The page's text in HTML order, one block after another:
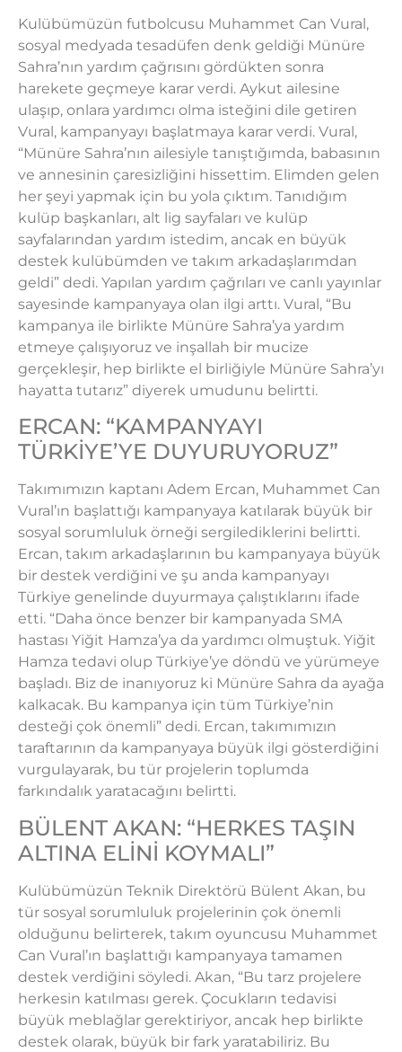
Kulübümüzün futbolcusu Muhammet Can Vural,
sosyal medyada tesadüfen denk geldiği Münüre
Sahra’nın yardım çağrısını gördükten sonra
harekete geçmeye karar verdi. Aykut ailesine
ulaşıp, onlara yardımcı olma isteğini dile getiren
Vural, kampanyayı başlatmaya karar verdi. Vural,
“Münüre Sahra’nın ailesiyle tanıştığımda, babasının
ve annesinin çaresizliğini hissettim. Elimden gelen
her şeyi yapmak için bu yola çıktım. Tanıdığım
kulüp başkanları, alt lig sayfaları ve kulüp
sayfalarından yardım istedim, ancak en büyük
destek kulübümden ve takım arkadaşlarımdan
geldi” dedi. Yapılan yardım çağrıları ve canlı yayınlar
sayesinde kampanyaya olan ilgi arttı. Vural, “Bu
kampanya ile birlikte Münüre Sahra’ya yardım
etmeye çalışıyoruz ve inşallah bir mucize
gerçekleşir, hep birlikte el birliğiyle Münüre Sahra’yı
hayatta tutarız” diyerek umudunu belirtti.
ERCAN: “KAMPANYAYI
TÜRKİYE’YE DUYURUYORUZ”
Takımımızın kaptanı Adem Ercan, Muhammet Can
Vural’ın başlattığı kampanyaya katılarak büyük bir
sosyal sorumluluk örneği sergilediklerini belirtti.
Ercan, takım arkadaşlarının bu kampanyaya büyük
bir destek verdiğini ve şu anda kampanyayı
Türkiye genelinde duyurmaya çalıştıklarını ifade
etti. “Daha önce benzer bir kampanyada SMA
hastası Yiğit Hamza’ya da yardımcı olmuştuk. Yiğit
Hamza tedavi olup Türkiye’ye döndü ve yürümeye
başladı. Biz de inanıyoruz ki Münüre Sahra da ayağa
kalkacak. Bu kampanya için tüm Türkiye’nin
desteği çok önemli” dedi. Ercan, takımımızın
taraftarının da kampanyaya büyük ilgi gösterdiğini
vurgulayarak, bu tür projelerin toplumda
farkındalık yaratacağını belirtti.
BÜLENT AKAN: “HERKES TAŞIN
ALTINA ELİNİ KOYMALI”
Kulübümüzün Teknik Direktörü Bülent Akan, bu
tür sosyal sorumluluk projelerinin çok önemli
olduğunu belirterek, takım oyuncusu Muhammet
Can Vural’ın başlattığı kampanyaya tamamen
destek verdiğini söyledi. Akan, “Bu tarz projelere
herkesin katılması gerek. Çocukların tedavisi
büyük meblağlar gerektiriyor, ancak hep birlikte
destek olarak, büyük bir fark yaratabiliriz. Bu